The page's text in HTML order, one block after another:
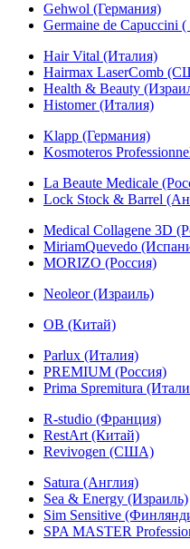
Gehwol (Германия)
Germaine de Capuccini
Hair Vital (Италия)
Hairmax LaserComb
Health & Beauty
Histomer (Италия)
Klapp (Германия)
Kosmoteros
La Beaute Medicale
Lock Stock & Barrel
Medical Collagene 3D
MiriamQuevedo
MORIZO (Россия)
Neoleor (Израиль)
OB (Китай)
Parlux (Италия)
PREMIUM (Россия)
Prima Spremitura
R-studio (Франция)
RestArt (Китай)
Revivogen (США)
Satura (Англия)
Sea & Energy (Израиль)
Sim Sensitive
SPA MASTER